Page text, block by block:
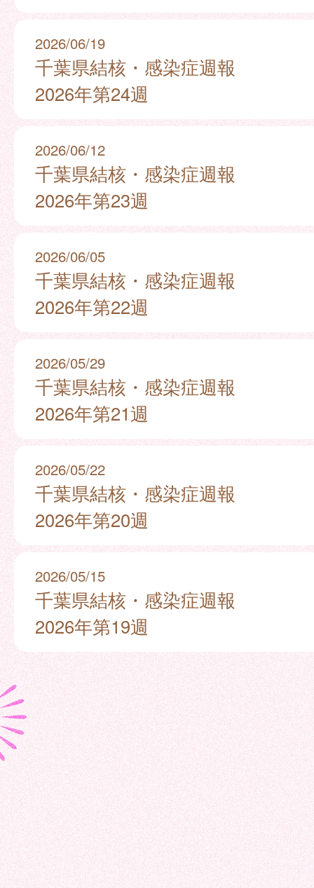
2026/06/19
千葉県結核・感染症週報
2026年第24週
2026/06/12
千葉県結核・感染症週報
2026年第23週
2026/06/05
千葉県結核・感染症週報
2026年第22週
2026/05/29
千葉県結核・感染症週報
2026年第21週
2026/05/22
千葉県結核・感染症週報
2026年第20週
2026/05/15
千葉県結核・感染症週報
2026年第19週